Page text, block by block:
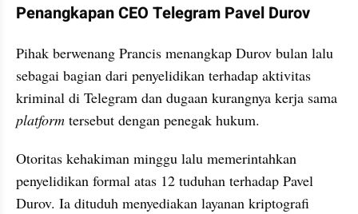
Penangkapan CEO Telegram Pavel Durov
Pihak berwenang Prancis menangkap Durov bulan lalu
sebagai bagian dari penyelidikan terhadap aktivitas
platform tersebut dengan penegak hukum.
Otoritas kehakiman minggu lalu memerintahkan
penyelidikan formal atas 12 tuduhan terhadap Pavel
Durov. Ia dituduh menyediakan layanan kriptografi